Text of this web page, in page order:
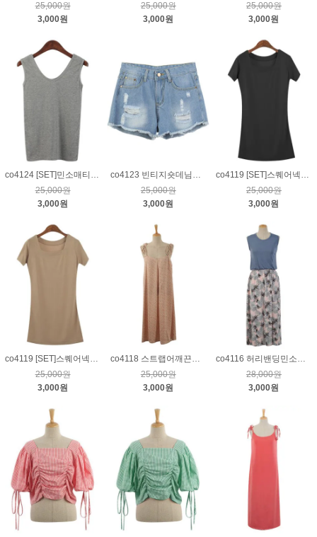
25,000원
3,000원
25,000원
3,000원
25,000원
3,000원
25,000원
3,000원
25,000원
3,000원
25,000원
3,000원
co4119 [SET]스퀘어넥원피스&스트랩스커트_베이지
25,000원
3,000원
co4118 스트랩어깨끈패턴원피스_진살구
25,000원
3,000원
co4116 허리밴딩민소매롱원피스_블루
28,000원
3,000원